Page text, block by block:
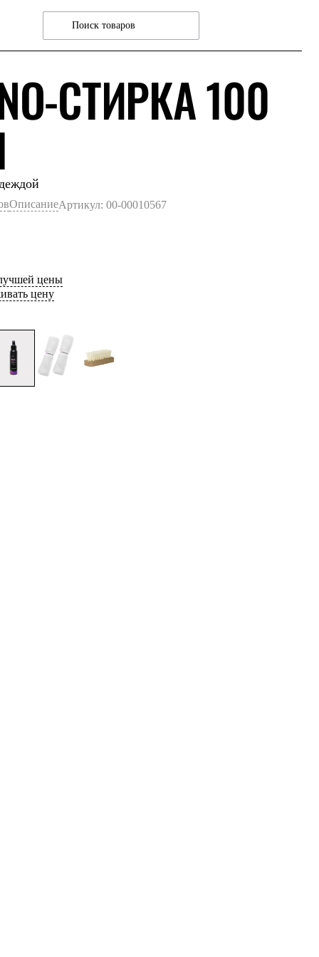
СТИРКА 100
ОписаниеАртикул: 00-00010567
цены
цену